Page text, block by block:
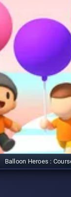
Balloon Heroes :